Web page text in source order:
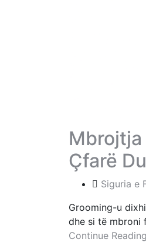
Çfarë
Siguria e
Grooming-u
dhe si të mbroni
Continue Reading